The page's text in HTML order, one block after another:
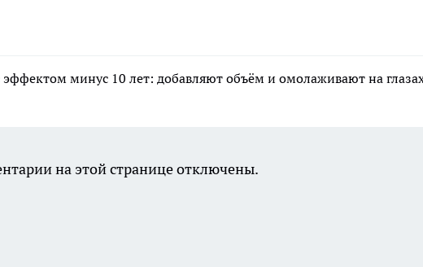
минус 10 лет: добавляют объём и омолаживают на
на этой странице отключены.